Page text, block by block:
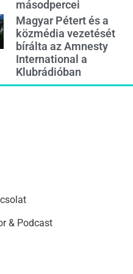
másodpercei
Magyar Pétert és a
közmédia vezetését
bírálta az Amnesty
International a
Klubrádióban
& Podcast